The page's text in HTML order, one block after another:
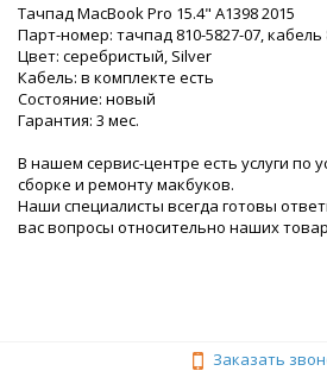
Тачпад MacBook Pro 15.4" A1398 2015
Парт-номер: тачпад 810-5827-07, кабель
Цвет: серебристый, Silver
Кабель: в комплекте есть
Состояние: новый
Гарантия: 3 мес.
В нашем сервис-центре есть услуги по
сборке и ремонту макбуков.
Наши специалисты всегда готовы
вас вопросы относительно наших
Заказать